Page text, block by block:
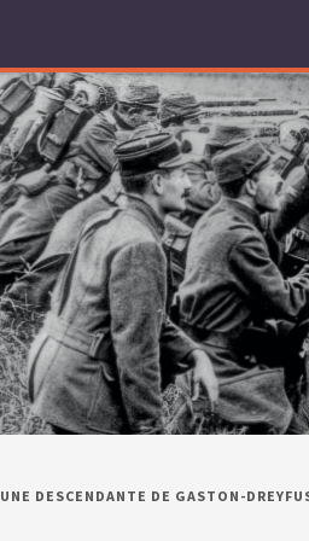
UNE DESCENDANTE DE GASTON-